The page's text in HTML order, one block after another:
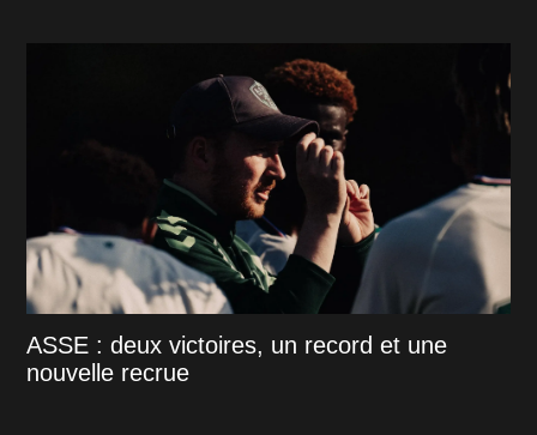
ASSE : deux victoires, un record et une
nouvelle recrue